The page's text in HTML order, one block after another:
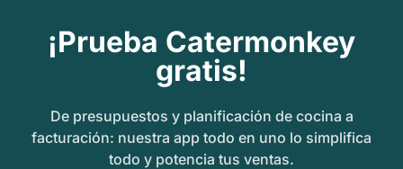
¡Prueba Catermonkey
gratis!
De presupuestos y planificación de cocina a
facturación: nuestra app todo en uno lo simplifica
todo y potencia tus ventas.